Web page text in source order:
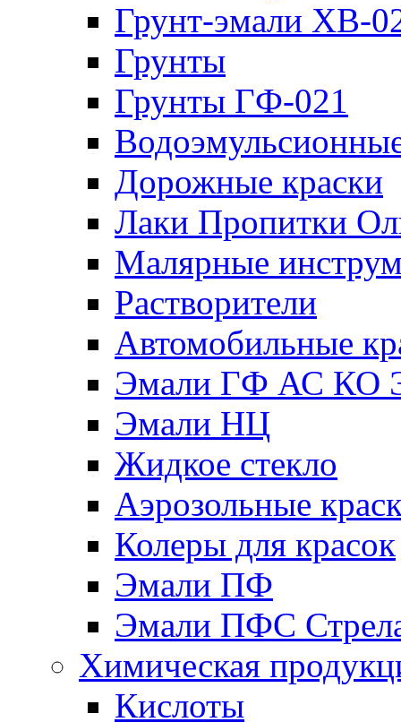
Грунт-эмали ХВ-
Грунты
Грунты ГФ-021
Дорожные краски
Лаки Пропитки
Малярные
Растворители
Автомобильные
Эмали ГФ АС КО
Эмали НЦ
Жидкое стекло
Аэрозольные
Колеры для красок
Эмали ПФ
Эмали ПФС
Химическая
Кислоты